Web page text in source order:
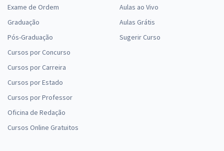
Exame de Ordem
Graduação
Pós-Graduação
Cursos por Concurso
Cursos por Carreira
Cursos por Estado
Cursos por Professor
Oficina de Redação
Cursos Online Gratuitos
Aulas ao Vivo
Aulas Grátis
Sugerir Curso